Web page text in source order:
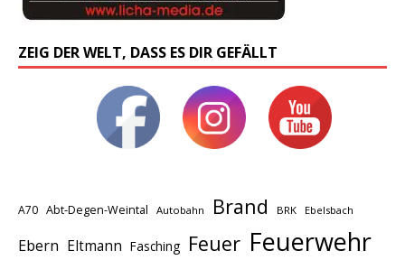
ZEIG DER WELT, DASS ES DIR GEFÄLLT
A70 Abt-Degen-Weintal Autobahn Brand BRK Ebelsbach
Ebern Eltmann Fasching Feuer Feuerwehr